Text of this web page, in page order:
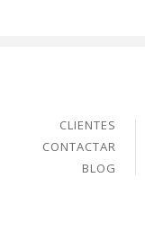
CLIENTES
CONTACTAR
BLOG